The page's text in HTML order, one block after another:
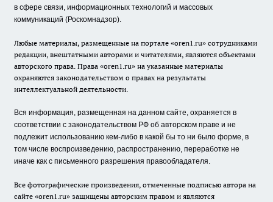
в сфере связи, информационных технологий и массовых
коммуникаций (Роскомнадзор).
Любые материалы, размещенные на портале «oren1.ru» сотрудниками
редакции, внештатными авторами и читателями, являются объектами
авторского права. Права «oren1.ru» на указанные материалы
охраняются законодательством о правах на результаты
интеллектуальной деятельности.
Вся информация, размещенная на данном сайте, охраняется в
соответствии с законодательством РФ об авторском праве и не
подлежит использованию кем-либо в какой бы то ни было форме, в
том числе воспроизведению, распространению, переработке не
иначе как с письменного разрешения правообладателя.
Все фотографические произведения, отмеченные подписью автора на
сайте «oren1.ru» защищены авторским правом и являются